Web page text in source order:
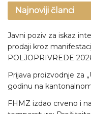
Najnoviji članci
Javni poziv za iskaz
prodaji kroz
POLJOPRIVREDE
Prijava proizvodnje za
godinu na
FHMZ izdao crveno i